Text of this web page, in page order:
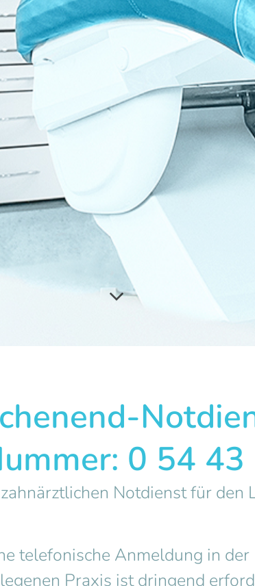
0 54
Notdienst für den
telefonische Anmeldung in der
Praxis ist dringend